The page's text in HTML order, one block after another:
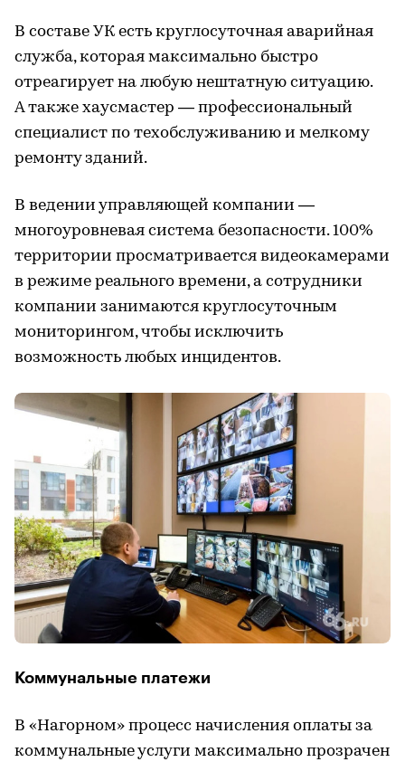
В составе УК есть круглосуточная аварийная
служба, которая максимально быстро
отреагирует на любую нештатную ситуацию.
А также хаусмастер — профессиональный
специалист по техобслуживанию и мелкому
ремонту зданий.
В ведении управляющей компании —
многоуровневая система безопасности. 100%
территории просматривается видеокамерами
в режиме реального времени, а сотрудники
компании занимаются круглосуточным
мониторингом, чтобы исключить
возможность любых инцидентов.
Коммунальные платежи
В «Нагорном» процесс начисления оплаты за
коммунальные услуги максимально прозрачен